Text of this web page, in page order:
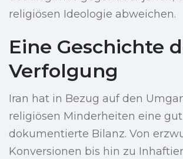
religiösen Ideologie abweichen.
Eine Geschichte
Verfolgung
Iran hat in Bezug auf den
religiösen Minderheiten eine gut
dokumentierte Bilanz. Von
Konversionen bis hin zu